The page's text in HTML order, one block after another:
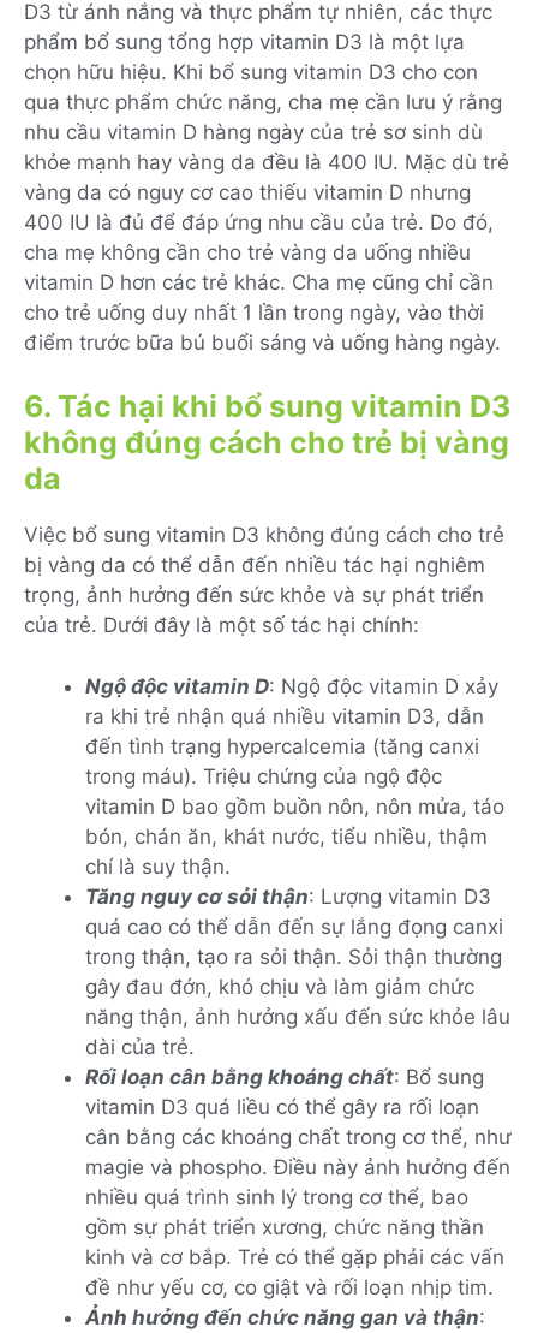
D3 từ ánh nắng và thực phẩm tự nhiên, các thực
phẩm bổ sung tổng hợp vitamin D3 là một lựa
chọn hữu hiệu. Khi bổ sung vitamin D3 cho con
qua thực phẩm chức năng, cha mẹ cần lưu ý rằng
nhu cầu vitamin D hàng ngày của trẻ sơ sinh dù
khỏe mạnh hay vàng da đều là 400 IU. Mặc dù trẻ
vàng da có nguy cơ cao thiếu vitamin D nhưng
400 IU là đủ để đáp ứng nhu cầu của trẻ. Do đó,
cha mẹ không cần cho trẻ vàng da uống nhiều
vitamin D hơn các trẻ khác. Cha mẹ cũng chỉ cần
cho trẻ uống duy nhất 1 lần trong ngày, vào thời
điểm trước bữa bú buổi sáng và uống hàng ngày.
6. Tác hại khi bổ sung vitamin D3
không đúng cách cho trẻ bị vàng
da
Việc bổ sung vitamin D3 không đúng cách cho trẻ
bị vàng da có thể dẫn đến nhiều tác hại nghiêm
trọng, ảnh hưởng đến sức khỏe và sự phát triển
của trẻ. Dưới đây là một số tác hại chính:
Ngộ độc vitamin D: Ngộ độc vitamin D xảy
ra khi trẻ nhận quá nhiều vitamin D3, dẫn
đến tình trạng hypercalcemia (tăng canxi
trong máu). Triệu chứng của ngộ độc
vitamin D bao gồm buồn nôn, nôn mửa, táo
bón, chán ăn, khát nước, tiểu nhiều, thậm
chí là suy thận.
Tăng nguy cơ sỏi thận: Lượng vitamin D3
quá cao có thể dẫn đến sự lắng đọng canxi
trong thận, tạo ra sỏi thận. Sỏi thận thường
gây đau đớn, khó chịu và làm giảm chức
năng thận, ảnh hưởng xấu đến sức khỏe lâu
dài của trẻ.
Rối loạn cân bằng khoáng chất: Bổ sung
vitamin D3 quá liều có thể gây ra rối loạn
cân bằng các khoáng chất trong cơ thể, như
magie và phospho. Điều này ảnh hưởng đến
nhiều quá trình sinh lý trong cơ thể, bao
gồm sự phát triển xương, chức năng thần
kinh và cơ bắp. Trẻ có thể gặp phải các vấn
đề như yếu cơ, co giật và rối loạn nhịp tim.
Ảnh hưởng đến chức năng gan và thận: